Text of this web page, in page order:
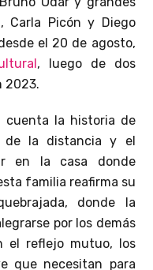
Carla Picón y Diego
el 20 de agosto,
, luego de dos
2023.
cuenta la historia de
de la distancia y el
en la casa donde
familia reafirma su
donde la
por los demás
el reflejo mutuo, los
que necesitan para